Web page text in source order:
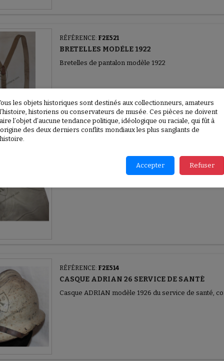
RÉFÉRENCE: F2E521
BRETELLES MODÈLE 1922
Bretelles de pantalon modèle 1922
CULOTTE MASTIC OFFICIER FRANCE 40
RÉFÉRENCE: F2E514
CASQUE ADRIAN 26 SERVICE DE SANTÉ
Casque ADRIAN modèle 1926 du service de santé,
les objets historiques sont destinés aux collectionneurs, amateurs
historiens ou conservateurs de musée. Ces pièces ne doivent
l’objet d’aucune tendance politique, idéologique ou raciale, qui fût à
des deux derniers conflits mondiaux les plus sanglants de
Accepter Refuser